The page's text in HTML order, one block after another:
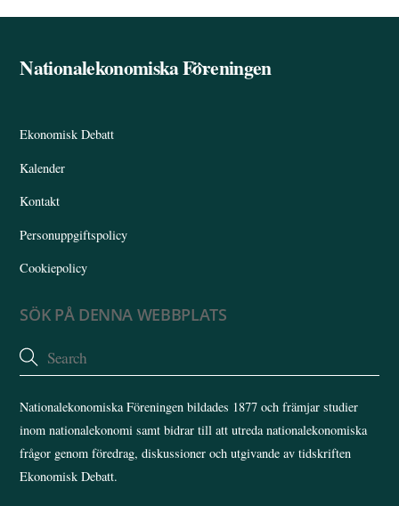
Back
Nationalekonomiska Föreningen
Ekonomisk Debatt
Kalender
Kontakt
Personuppgiftspolicy
Cookiepolicy
SÖK PÅ DENNA WEBBPLATS
Nationalekonomiska Föreningen bildades 1877 och främjar studier
inom nationalekonomi samt bidrar till att utreda nationalekonomiska
frågor genom föredrag, diskussioner och utgivande av tidskriften
Ekonomisk Debatt.